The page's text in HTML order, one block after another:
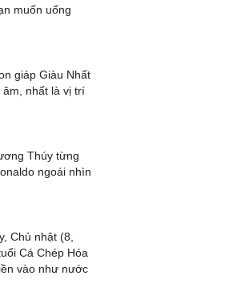
muốn uống
giáp Giàu Nhất
âm, nhất là vị trí
Thúy từng
ngoái nhìn
Chủ nhật (8,
Cá Chép Hóa
vào như nước